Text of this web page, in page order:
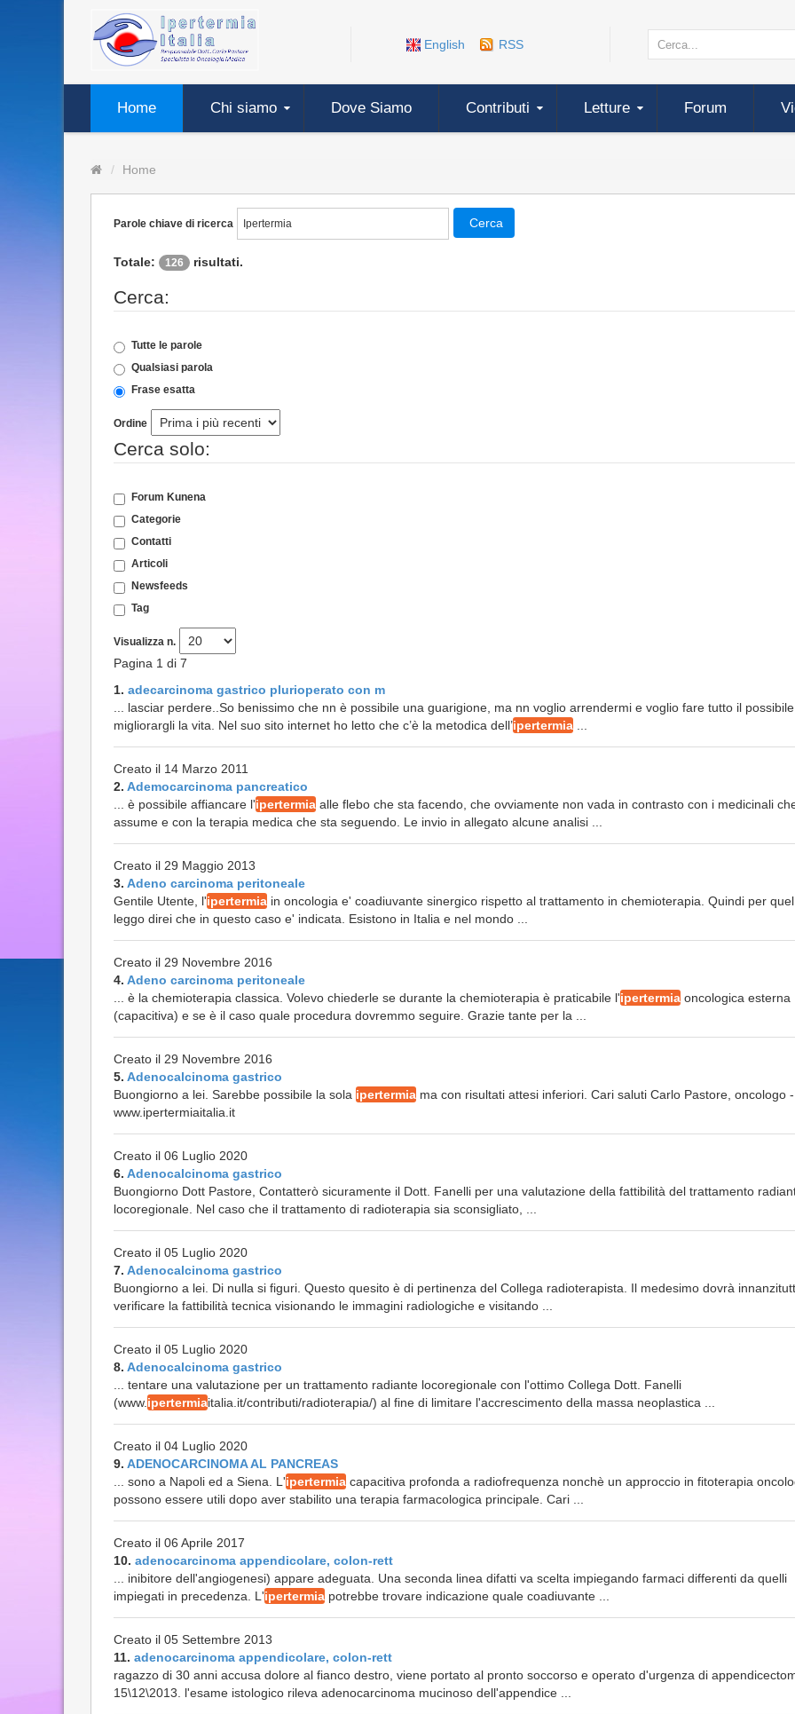
English RSS
Home Chi siamo Dove Siamo Contributi Letture Forum
Home
Parole chiave di ricerca Cerca
Totale: 126 risultati.
Cerca:
Tutte le parole
Qualsiasi parola
Frase esatta
Ordine
Cerca solo:
Forum Kunena
Categorie
Contatti
Articoli
Newsfeeds
Tag
Visualizza n.
Pagina 1 di 7
1. adecarcinoma gastrico plurioperato con m
... lasciar perdere..So benissimo che nn è possibile una guarigione, ma nn voglio arrendermi e voglio fare tutto il
migliorargli la vita. Nel suo sito internet ho letto che c’è la metodica dell’ipertermia
Creato il 14 Marzo 2011
2. Ademocarcinoma pancreatico
... è possibile affiancare l'ipertermia alle flebo che sta facendo, che ovviamente non vada in contrasto con i medicinali
assume e con la terapia medica che sta seguendo. Le invio in allegato alcune analisi ...
Creato il 29 Maggio 2013
3. Adeno carcinoma peritoneale
Gentile Utente, l'ipertermia in oncologia e' coadiuvante sinergico rispetto al trattamento in chemioterapia. Quindi per
leggo direi che in questo caso e' indicata. Esistono in Italia e nel mondo ...
Creato il 29 Novembre 2016
4. Adeno carcinoma peritoneale
... è la chemioterapia classica. Volevo chiederle se durante la chemioterapia è praticabile l'ipertermia oncologica esterna
(capacitiva) e se è il caso quale procedura dovremmo seguire. Grazie tante per la ...
Creato il 29 Novembre 2016
5. Adenocalcinoma gastrico
Buongiorno a lei. Sarebbe possibile la sola ipertermia ma con risultati attesi inferiori. Cari saluti Carlo Pastore, oncologo -
www.ipertermiaitalia.it
Creato il 06 Luglio 2020
6. Adenocalcinoma gastrico
Buongiorno Dott Pastore, Contatterò sicuramente il Dott. Fanelli per una valutazione della fattibilità del trattamento
locoregionale. Nel caso che il trattamento di radioterapia sia sconsigliato, ...
Creato il 05 Luglio 2020
7. Adenocalcinoma gastrico
Buongiorno a lei. Di nulla si figuri. Questo quesito è di pertinenza del Collega radioterapista. Il medesimo dovrà
verificare la fattibilità tecnica visionando le immagini radiologiche e visitando ...
Creato il 05 Luglio 2020
8. Adenocalcinoma gastrico
... tentare una valutazione per un trattamento radiante locoregionale con l'ottimo Collega Dott. Fanelli
(www. ipertermiaitalia.it/contributi/radioterapia/) al fine di limitare l'accrescimento della massa neoplastica ...
Creato il 04 Luglio 2020
9. ADENOCARCINOMA AL PANCREAS
... sono a Napoli ed a Siena. L'ipertermia capacitiva profonda a radiofrequenza nonchè un approccio in fitoterapia
possono essere utili dopo aver stabilito una terapia farmacologica principale. Cari ...
Creato il 06 Aprile 2017
10. adenocarcinoma appendicolare, colon-rett
... inibitore dell'angiogenesi) appare adeguata. Una seconda linea difatti va scelta impiegando farmaci differenti da quelli
impiegati in precedenza. L'ipertermia potrebbe trovare indicazione quale coadiuvante ...
Creato il 05 Settembre 2013
11. adenocarcinoma appendicolare, colon-rett
ragazzo di 30 anni accusa dolore al fianco destro, viene portato al pronto soccorso e operato d'urgenza di
15\12\2013. l'esame istologico rileva adenocarcinoma mucinoso dell'appendice ...